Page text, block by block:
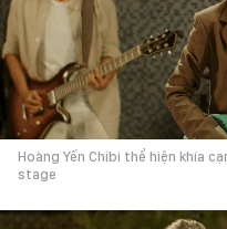
Hoàng Yến Chibi thể hiện khía
stage